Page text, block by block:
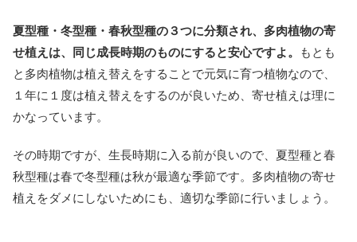
夏型種・冬型種・春秋型種の３つに分類され、多肉植物の寄
せ植えは、同じ成長時期のものにすると安心ですよ。
もとも
と多肉植物は植え替えをすることで元気に育つ植物なので、
１年に１度は植え替えをするのが良いため、寄せ植えは理に
かなっています。
その時期ですが、生長時期に入る前が良いので、夏型種と春
秋型種は春で冬型種は秋が最適な季節です。多肉植物の寄せ
植えをダメにしないためにも、適切な季節に行いましょう。